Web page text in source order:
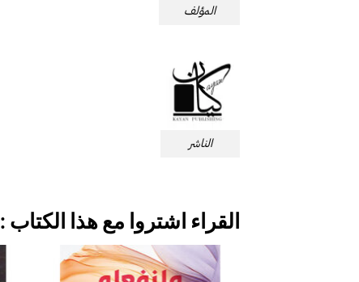
المؤلف
الناشر
القراء اشتروا مع هذا الكتاب :